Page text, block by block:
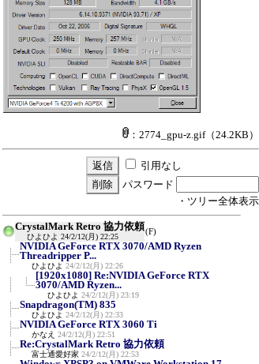
：2774_gpu-z.gif（24.2KB）
引用なし
パスワード
・ツリー全体表示
CrystalMark Retro 協力依頼
ひよひよ 24/2/12(月) 22:25
(F)
NVIDIA GeForce RTX 3070/AMD Ryzen
Threadripper P...
ひよひよ 24/2/12(月) 22:26
[1920x1080] Re:NVIDIA GeForce RTX
3070/AMD Ryzen...
ひよひよ 24/2/12(月) 23:19
Snapdragon(TM) 835
ひよひよ 24/2/12(月) 22:33
NVIDIA GeForce RTX 3060 Ti
かなえ 24/2/12(月) 22:51
Re:CrystalMark Retro 協力依頼
富士通愛好家 24/2/12(月) 22:53